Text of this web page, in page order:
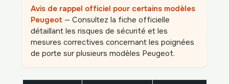
Avis de rappel officiel pour certains modèles
Peugeot — Consultez la fiche officielle
détaillant les risques de sécurité et les
mesures correctives concernant les poignées
de porte sur plusieurs modèles Peugeot.